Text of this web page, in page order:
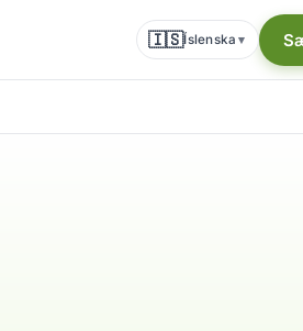
🇮🇸Íslenska ▾